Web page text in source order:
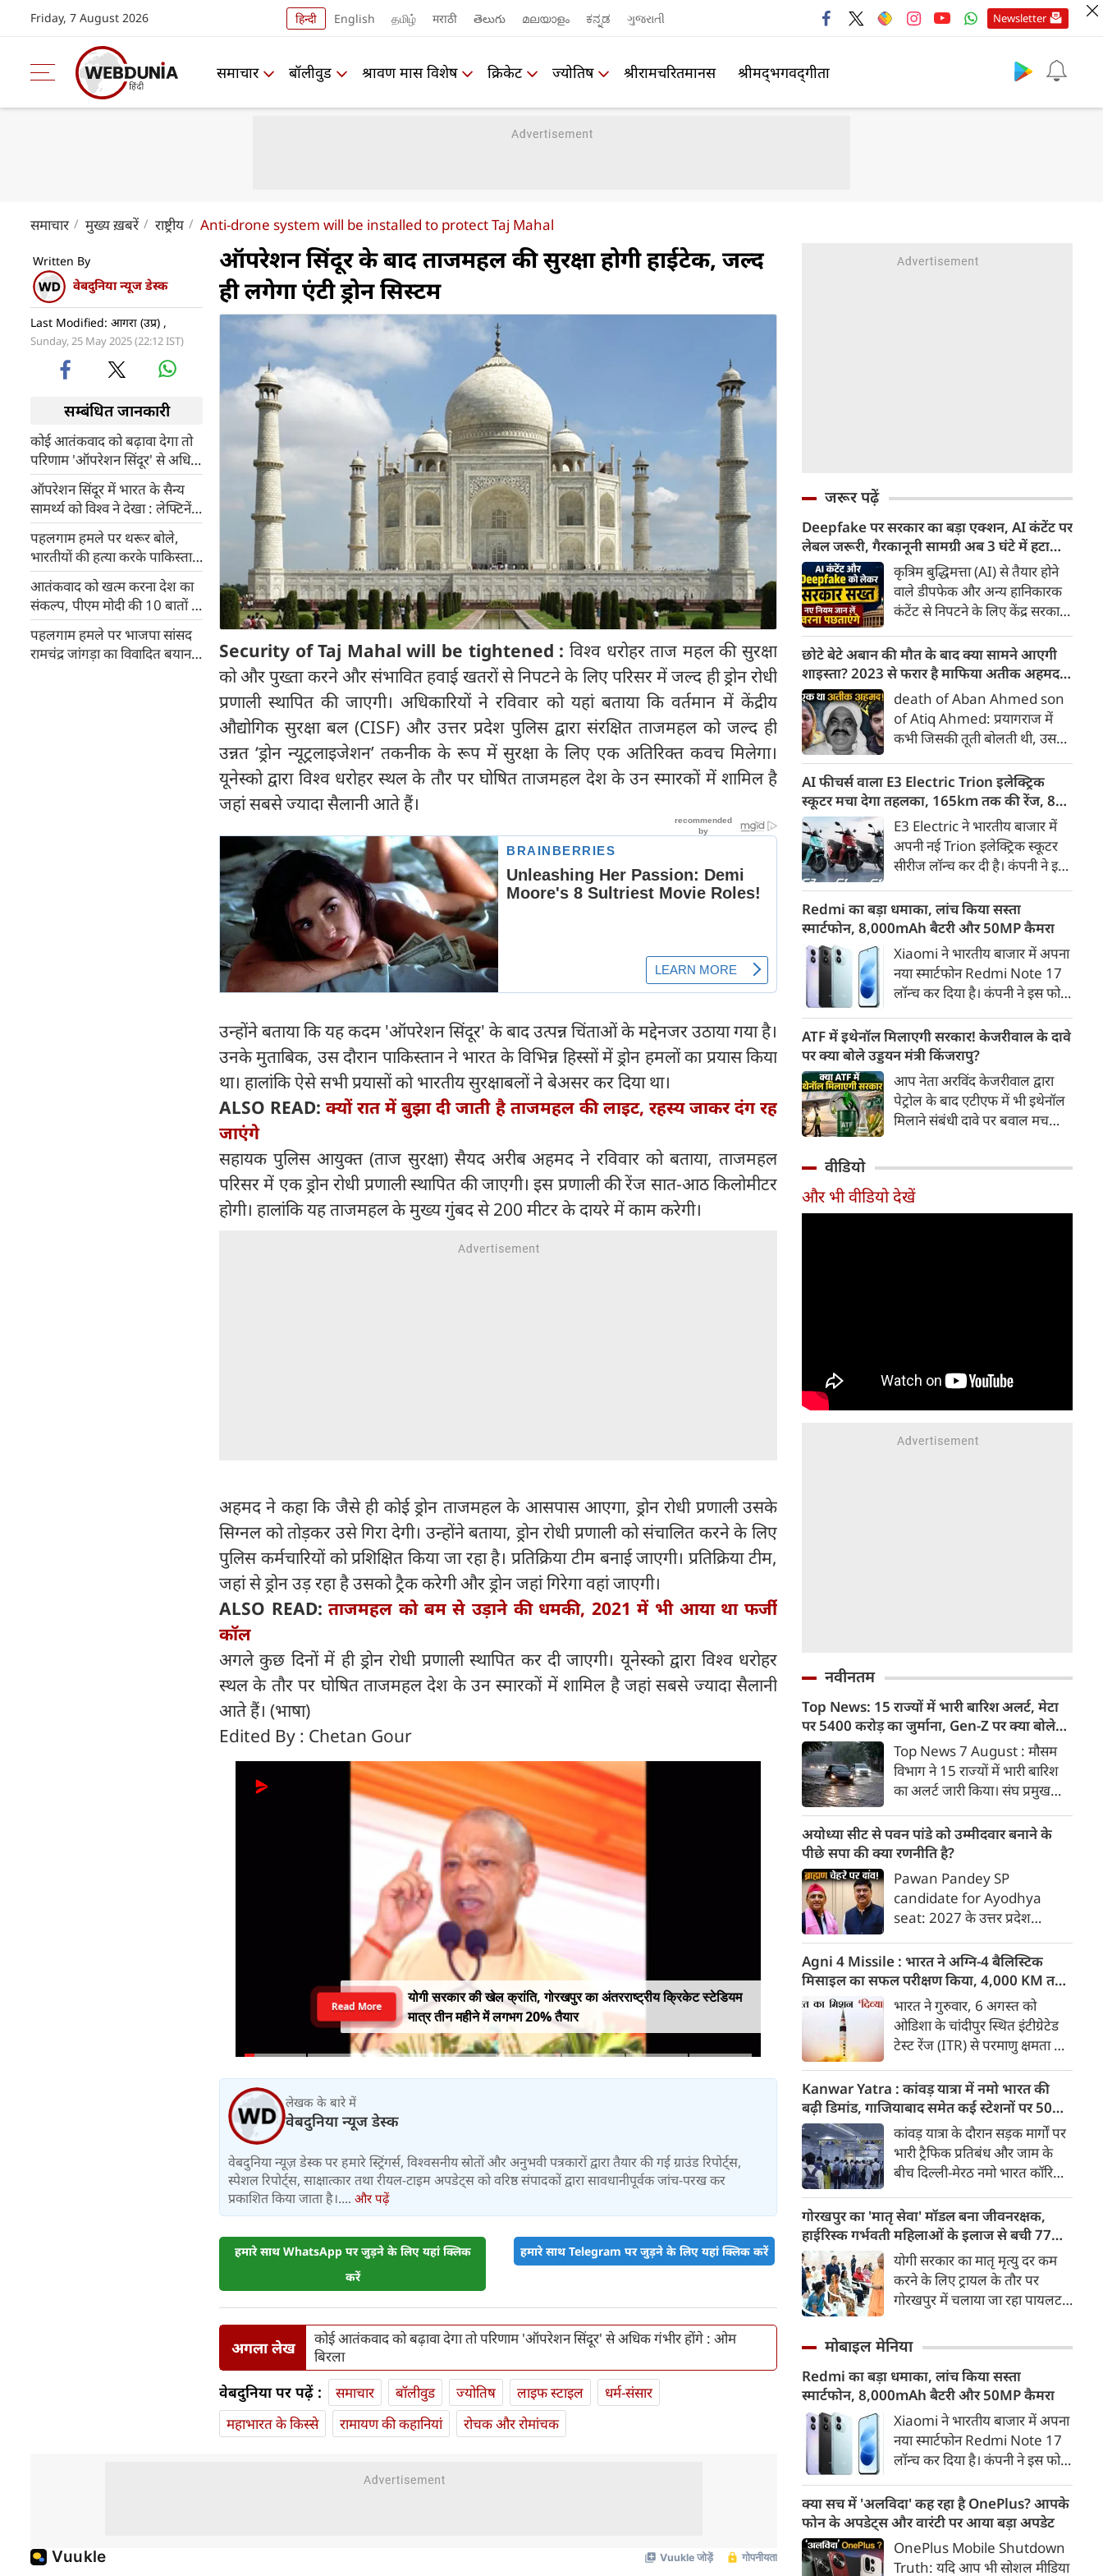
Friday, 7 August 2026 हिन्दी English தமிழ் मराठी తెలుగు മലയാളം ಕನ್ನಡ ગુજરાતી Newsletter
समाचार बॉलीवुड श्रावण मास विशेष क्रिकेट ज्योतिष श्रीरामचरितमानस श्रीमद्‍भगवद्‍गीता
समाचार मुख्य ख़बरें राष्ट्रीय Anti-drone system will be installed to protect Taj Mahal
Written By
वेबदुनिया न्यूज डेस्क
Last Modified: आगरा (उप्र) ,
Sunday, 25 May 2025 (22:12 IST)
सम्बंधित जानकारी
कोई आतंकवाद को बढ़ावा देगा तो
परिणाम 'ऑपरेशन सिंदूर' से अधिक
गंभीर होंगे : ओम बिरला
ऑपरेशन सिंदूर में भारत के सैन्य
सामर्थ्य को विश्व ने देखा : लेफ्टिनेंट
जनरल जसविंदर सिंह संघू
पहलगाम हमले पर थरूर बोले,
भारतीयों की हत्या करके पाकिस्तान
में बैठा व्यक्ति बच नहीं पाएगा
आतंकवाद को खत्म करना देश का
संकल्प, पीएम मोदी की 10 बातों से
जानिए क्यों खास था ऑपरेशन
सिंदूर?
पहलगाम हमले पर भाजपा सांसद
रामचंद्र जांगड़ा का विवादित बयान,
ऑपरेशन सिंदूर के बाद ताजमहल की सुरक्षा होगी हाईटेक, जल्द
ही लगेगा एंटी ड्रोन सिस्‍टम
Security of Taj Mahal will be tightened : विश्व धरोहर ताज महल की सुरक्षा
को और पुख्ता करने और संभावित हवाई खतरों से निपटने के लिए परिसर में जल्द ही ड्रोन रोधी
प्रणाली स्थापित की जाएगी। अधिकारियों ने रविवार को यहां बताया कि वर्तमान में केंद्रीय
औद्योगिक सुरक्षा बल (CISF) और उत्तर प्रदेश पुलिस द्वारा संरक्षित ताजमहल को जल्द ही
उन्नत ‘ड्रोन न्यूट्रलाइजेशन’ तकनीक के रूप में सुरक्षा के लिए एक अतिरिक्त कवच मिलेगा।
यूनेस्को द्वारा विश्व धरोहर स्थल के तौर पर घोषित ताजमहल देश के उन स्मारकों में शामिल है
जहां सबसे ज्यादा सैलानी आते हैं।
उन्होंने बताया कि यह कदम 'ऑपरेशन सिंदूर' के बाद उत्पन्न चिंताओं के मद्देनजर उठाया गया है।
उनके मुताबिक, उस दौरान पाकिस्तान ने भारत के विभिन्न हिस्सों में ड्रोन हमलों का प्रयास किया
था। हालांकि ऐसे सभी प्रयासों को भारतीय सुरक्षाबलों ने बेअसर कर दिया था।
ALSO READ:क्यों रात में बुझा दी जाती है ताजमहल की लाइट, रहस्य जाकर दंग रह
जाएंगे
सहायक पुलिस आयुक्त (ताज सुरक्षा) सैयद अरीब अहमद ने रविवार को बताया, ताजमहल
परिसर में एक ड्रोन रोधी प्रणाली स्थापित की जाएगी। इस प्रणाली की रेंज सात-आठ किलोमीटर
होगी। हालांकि यह ताजमहल के मुख्य गुंबद से 200 मीटर के दायरे में काम करेगी।
अहमद ने कहा कि जैसे ही कोई ड्रोन ताजमहल के आसपास आएगा, ड्रोन रोधी प्रणाली उसके
सिग्नल को तोड़कर उसे गिरा देगी। उन्होंने बताया, ड्रोन रोधी प्रणाली को संचालित करने के लिए
पुलिस कर्मचारियों को प्रशिक्षित किया जा रहा है। प्रतिक्रिया टीम बनाई जाएगी। प्रतिक्रिया टीम,
जहां से ड्रोन उड़ रहा है उसको ट्रैक करेगी और ड्रोन जहां गिरेगा वहां जाएगी।
ALSO READ:ताजमहल को बम से उड़ाने की धमकी, 2021 में भी आया था फर्जी
कॉल
अगले कुछ दिनों में ही ड्रोन रोधी प्रणाली स्थापित कर दी जाएगी। यूनेस्को द्वारा विश्व धरोहर
स्थल के तौर पर घोषित ताजमहल देश के उन स्मारकों में शामिल है जहां सबसे ज्यादा सैलानी
आते हैं। (भाषा)
Edited By : Chetan Gour
योगी सरकार की खेल क्रांति, गोरखपुर का अंतरराष्ट्रीय क्रिकेट स्टेडियम
मात्र तीन महीने में लगभग 20% तैयार
Read More
लेखक के बारे में
वेबदुनिया न्यूज डेस्क
वेबदुनिया न्यूज़ डेस्क पर हमारे स्ट्रिंगर्स, विश्वसनीय स्रोतों और अनुभवी पत्रकारों द्वारा तैयार की गई ग्राउंड रिपोर्ट्स,
स्पेशल रिपोर्ट्स, साक्षात्कार तथा रीयल-टाइम अपडेट्स को वरिष्ठ संपादकों द्वारा सावधानीपूर्वक जांच-परख कर
प्रकाशित किया जाता है।.... और पढ़ें
हमारे साथ WhatsApp पर जुड़ने के लिए यहां क्लिक
करें
हमारे साथ Telegram पर जुड़ने के लिए यहां क्लिक करें
अगला लेख
कोई आतंकवाद को बढ़ावा देगा तो परिणाम 'ऑपरेशन सिंदूर' से अधिक गंभीर होंगे : ओम
बिरला
वेबदुनिया पर पढ़ें : समाचार बॉलीवुड ज्योतिष लाइफ स्‍टाइल
धर्म-संसार
महाभारत के किस्से
रामायण की कहानियां रोचक और रोमांचक
जरूर पढ़ें
Deepfake पर सरकार का बड़ा एक्शन, AI कंटेंट पर
लेबल जरूरी, गैरकानूनी सामग्री अब 3 घंटे में हटानी
होगी, नए नियम जान लें वरना पछताएंगे
कृत्रिम बुद्धिमत्ता (AI) से तैयार होने
वाले डीपफेक और अन्य हानिकारक
कंटेंट से निपटने के लिए केंद्र सरकार
किया है। सरकार ने AI से तैयार कंटेंट
पर स्पष्ट लेबल और पहचान योग्य
मेटाडेटा उपलब्ध कराना अनिवार्य
किया है। साथ ही, सरकारी या
न्यायालय के आदेश के आधार पर
गैरकानूनी जानकारी हटाने की
समयसीमा 36 घंटे से घटाकर 3 घंटे
कर दी गई है।
छोटे बेटे अबान की मौत के बाद क्या सामने आएगी
शाइस्ता? 2023 से फरार है माफिया अतीक अहमद
की पत्नी
death of Aban Ahmed son
of Atiq Ahmed: प्रयागराज में
कभी जिसकी तूती बोलती थी, उस
अहमद के कुनबे पर कानून और
किस्मत की दोहरी मार पड़ रही है।
जिस झांसी जिले में अप्रैल 2023 में
अतीक के एनकाउंटर में मारे गए बेटे
असद की सांसें थमी थीं, उसी झांसी में
अब उसके छोटे बेटे अबान की भीषण
सड़क दुर्घटना में जान चली गई है।
AI फीचर्स वाला E3 Electric Trion इलेक्ट्रिक
स्कूटर मचा देगा तहलका, 165km तक की रेंज, 8
साल की बैटरी वारंटी, कीमत जानेंगे तो हो जाएंगे
हैरान
E3 Electric ने भारतीय बाजार में
अपनी नई Trion इलेक्ट्रिक स्कूटर
सीरीज लॉन्च कर दी है। कंपनी ने इसे
पेश किया है। Trion की शुरुआती
कीमत 99,999 रुपए (एक्स-शोरूम,
बेंगलुरु) रखी गई है। फिलहाल इसकी
बुकिंग बेंगलुरु के ग्राहकों के लिए
कंपनी की आधिकारिक वेबसाइट के
जरिए शुरू की गई है। आने वाले समय
में इसे दूसरे शहरों में भी उपलब्ध
कराया जाएगा।
Redmi का बड़ा धमाका, लांच किया सस्ता
स्मार्टफोन, 8,000mAh बैटरी और 50MP कैमरा
Xiaomi ने भारतीय बाजार में अपना
नया स्मार्टफोन Redmi Note 17
लॉन्च कर दिया है। कंपनी ने इस फोन
डिस्प्ले, 8,000mAh की बड़ी बैटरी
और Qualcomm Snapdragon
चिपसेट के साथ पेश किया है। फोन में
50MP का मेन कैमरा दिया गया है।
इसके अलावा Redmi Note 17 में
Corning Gorilla Glass 7i
चेसिस जैसे फीचर्स मिलते हैं।
ATF में इथेनॉल मिलाएगी सरकार! केजरीवाल के दावे
पर क्या बोले उड्डयन मंत्री किंजरापु?
आप नेता अरविंद केजरीवाल द्वारा
पेट्रोल के बाद एटीएफ में भी इथेनॉल
मिलाने संबंधी दावे पर बवाल मच
इथेनॉल मिलाने की कोई योजना नहीं
है।
वीडियो
और भी वीडियो देखें
नवीनतम
Top News: 15 राज्यों में भारी बारिश अलर्ट, मेटा
पर 5400 करोड़ का जुर्माना, Gen-Z पर क्या बोले
मोहन भागवत
Top News 7 August : मौसम
विभाग ने 15 राज्यों में भारी बारिश
का अलर्ट जारी किया। संघ प्रमुख
ईमानदार और देशभक्त बताया।
अग्नि4 मिसाइल का सफल परीक्षण।
दिल्ली-मेरठ एक्सप्रेसवे पर आज से
सिर्फ डाक कांवड़ को एंट्री मिलेगी।
अमेरिकी अदालत ने मेटा पर 5400
करोड़ का जुर्माना लगाया। 7 अगस्त
की बड़ी खबरें :
अयोध्या सीट से पवन पांडे को उम्मीदवार बनाने के
पीछे सपा की क्या रणनीति है?
Pawan Pandey SP
candidate for Ayodhya
seat: 2027 के उत्तर प्रदेश
पार्टी (सपा) के राष्ट्रीय अध्यक्ष
अखिलेश यादव द्वारा अयोध्या
विधानसभा सीट से पूर्व मंत्री तेज
नारायण उर्फ पवन पांडे को उम्मीदवार
बनाने के पीछे बहुआयामी रणनीतिक
और मनोवैज्ञानिक सोच काम कर रही
है।
Agni 4 Missile : भारत ने अग्नि-4 बैलिस्टिक
मिसाइल का सफल परीक्षण किया, 4,000 KM तक
मारक क्षमता
भारत ने गुरुवार, 6 अगस्त को
ओडिशा के चांदीपुर स्थित इंटीग्रेटेड
टेस्ट रेंज (ITR) से परमाणु क्षमता से
मिसाइल अग्नि-4 का सफल परीक्षण
किया। रक्षा मंत्रालय के मुताबिक, यह
परीक्षण स्ट्रैटेजिक फोर्सेज कमांड
(SFC) और रक्षा अनुसंधान एवं
विकास संगठन (DRDO) की ओर से
किया गया।
Kanwar Yatra : कांवड़ यात्रा में नमो भारत की
बढ़ी डिमांड, गाजियाबाद समेत कई स्टेशनों पर 50%
तक बढ़ी यात्रियों की संख्याकांवड़ यात्रा के दौरान सड़क मार्गों पर
भारी ट्रैफिक प्रतिबंध और जाम के
बीच दिल्ली-मेरठ नमो भारत कॉरिडोर
परिवहन विकल्प बनकर उभरा है।
तेज़, समयबद्ध और आरामदायक
सफर के चलते कॉरिडोर के कई
स्टेशनों पर यात्रियों की संख्या में 40
से 50 प्रतिशत तक बढ़ गई है।
गोरखपुर का 'मातृ सेवा' मॉडल बना जीवनरक्षक,
हाईरिस्क गर्भवती महिलाओं के इलाज से बची 77
जिंदगियां
योगी सरकार का मातृ मृत्यु दर कम
करने के लिए ट्रायल के तौर पर
गोरखपुर में चलाया जा रहा पायलट
बनकर उभरा है। मुख्यमंत्री योगी
प्रोजेक्ट ‘मातृ सेवा’ का लक्ष्य हाई
रिस्क गर्भवती केसों को तुरंत बड़े
अस्पतालों में रेफर कर बचाना है।
मोबाइल मेनिया
Redmi का बड़ा धमाका, लांच किया सस्ता
स्मार्टफोन, 8,000mAh बैटरी और 50MP कैमरा
Xiaomi ने भारतीय बाजार में अपना
नया स्मार्टफोन Redmi Note 17
लॉन्च कर दिया है। कंपनी ने इस फोन
डिस्प्ले, 8,000mAh की बड़ी बैटरी
और Qualcomm Snapdragon
चिपसेट के साथ पेश किया है। फोन में
50MP का मेन कैमरा दिया गया है।
क्या सच में 'अलविदा' कह रहा है OnePlus? आपके
फोन के अपडेट्स और वारंटी पर आया बड़ा अपडेट
OnePlus Mobile Shutdown
Truth: यदि आप भी सोशल मीडिया